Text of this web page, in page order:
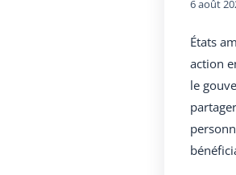
6 août
États
action
le